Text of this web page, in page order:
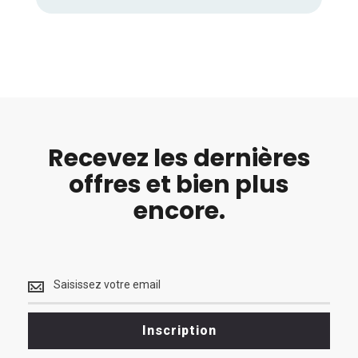
Recevez les dernières
offres et bien plus
encore.
les
dernières
<br>
Inscription